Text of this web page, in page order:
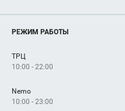
Магазины
Услуги
Рекламодателям
Как добраться
РЕЖИМ РАБОТЫ
ТРЦ
10:00 - 22:00
Nemo
10:00 - 23:00